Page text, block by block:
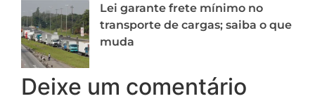
Lei garante frete mínimo no
transporte de cargas; saiba o que
muda
Deixe um comentário